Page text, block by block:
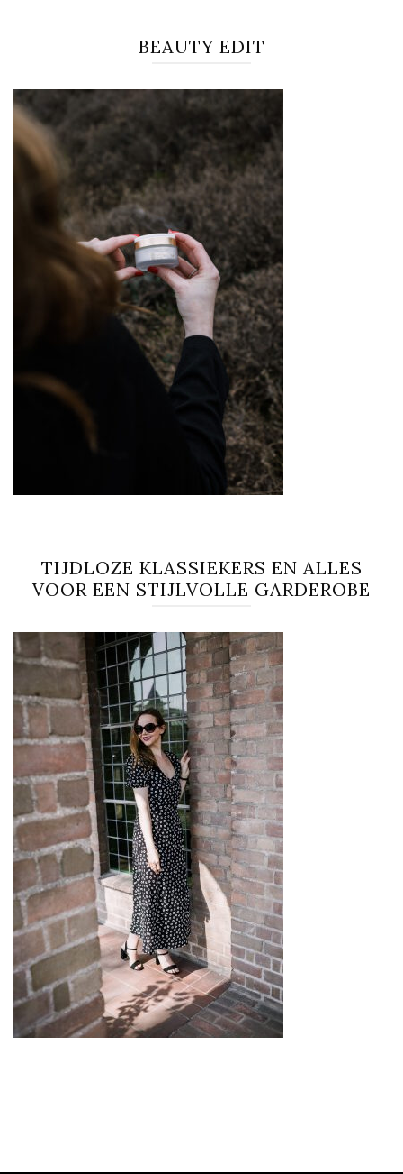
BEAUTY EDIT
TIJDLOZE KLASSIEKERS EN ALLES
VOOR EEN STIJLVOLLE GARDEROBE